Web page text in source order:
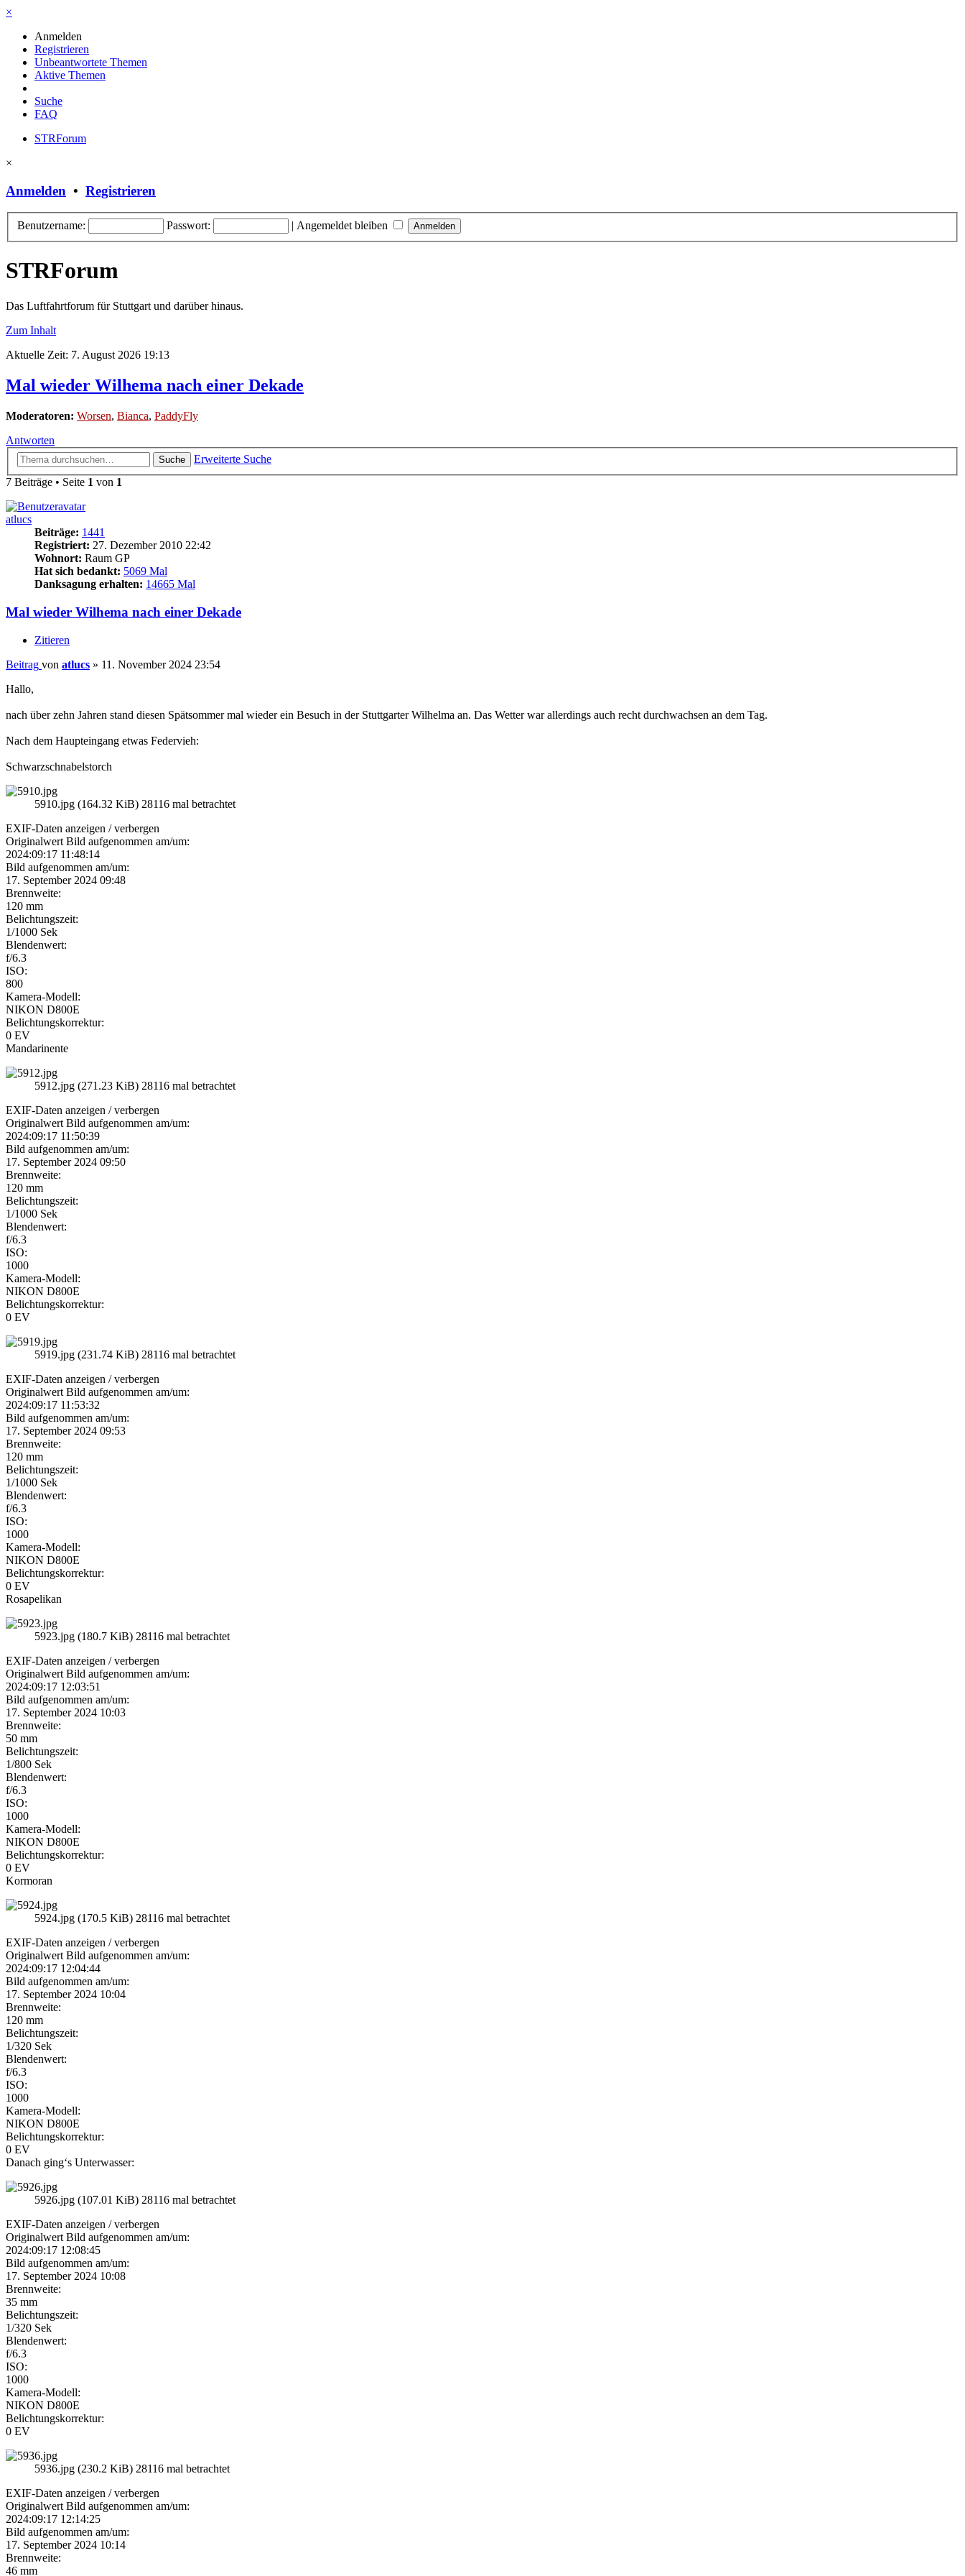
×
Anmelden
Registrieren
Unbeantwortete Themen
Aktive Themen
Suche
FAQ
STRForum
×
Anmelden • Registrieren
Benutzername: Passwort: | Angemeldet bleiben
STRForum
Das Luftfahrtforum für Stuttgart und darüber hinaus.
Zum Inhalt
Aktuelle Zeit: 7. August 2026 19:13
Mal wieder Wilhema nach einer Dekade
Moderatoren: Worsen, Bianca, PaddyFly
Antworten
Suche
Erweiterte Suche
7 Beiträge • Seite 1 von 1
atlucs
Beiträge: 1441
Registriert: 27. Dezember 2010 22:42
Wohnort: Raum GP
Hat sich bedankt: 5069 Mal
Danksagung erhalten: 14665 Mal
Mal wieder Wilhema nach einer Dekade
Zitieren
Beitrag von atlucs » 11. November 2024 23:54
Hallo,
nach über zehn Jahren stand diesen Spätsommer mal wieder ein Besuch in der Stuttgarter Wilhelma an. Das Wetter war allerdings auch recht durchwachsen an dem Tag.
Nach dem Haupteingang etwas Federvieh:
Schwarzschnabelstorch
5910.jpg (164.32 KiB) 28116 mal betrachtet
EXIF-Daten anzeigen / verbergen
Originalwert Bild aufgenommen am/um:
2024:09:17 11:48:14
Bild aufgenommen am/um:
17. September 2024 09:48
Brennweite:
120 mm
Belichtungszeit:
1/1000 Sek
Blendenwert:
f/6.3
ISO:
800
Kamera-Modell:
NIKON D800E
Belichtungskorrektur:
0 EV
Mandarinente
5912.jpg (271.23 KiB) 28116 mal betrachtet
EXIF-Daten anzeigen / verbergen
Originalwert Bild aufgenommen am/um:
2024:09:17 11:50:39
Bild aufgenommen am/um:
17. September 2024 09:50
Brennweite:
120 mm
Belichtungszeit:
1/1000 Sek
Blendenwert:
f/6.3
ISO:
1000
Kamera-Modell:
NIKON D800E
Belichtungskorrektur:
0 EV
5919.jpg (231.74 KiB) 28116 mal betrachtet
EXIF-Daten anzeigen / verbergen
Originalwert Bild aufgenommen am/um:
2024:09:17 11:53:32
Bild aufgenommen am/um:
17. September 2024 09:53
Brennweite:
120 mm
Belichtungszeit:
1/1000 Sek
Blendenwert:
f/6.3
ISO:
1000
Kamera-Modell:
NIKON D800E
Belichtungskorrektur:
0 EV
Rosapelikan
5923.jpg (180.7 KiB) 28116 mal betrachtet
EXIF-Daten anzeigen / verbergen
Originalwert Bild aufgenommen am/um:
2024:09:17 12:03:51
Bild aufgenommen am/um:
17. September 2024 10:03
Brennweite:
50 mm
Belichtungszeit:
1/800 Sek
Blendenwert:
f/6.3
ISO:
1000
Kamera-Modell:
NIKON D800E
Belichtungskorrektur:
0 EV
Kormoran
5924.jpg (170.5 KiB) 28116 mal betrachtet
EXIF-Daten anzeigen / verbergen
Originalwert Bild aufgenommen am/um:
2024:09:17 12:04:44
Bild aufgenommen am/um:
17. September 2024 10:04
Brennweite:
120 mm
Belichtungszeit:
1/320 Sek
Blendenwert:
f/6.3
ISO:
1000
Kamera-Modell:
NIKON D800E
Belichtungskorrektur:
0 EV
Danach ging‘s Unterwasser:
5926.jpg (107.01 KiB) 28116 mal betrachtet
EXIF-Daten anzeigen / verbergen
Originalwert Bild aufgenommen am/um:
2024:09:17 12:08:45
Bild aufgenommen am/um:
17. September 2024 10:08
Brennweite:
35 mm
Belichtungszeit:
1/320 Sek
Blendenwert:
f/6.3
ISO:
1000
Kamera-Modell:
NIKON D800E
Belichtungskorrektur:
0 EV
5936.jpg (230.2 KiB) 28116 mal betrachtet
EXIF-Daten anzeigen / verbergen
Originalwert Bild aufgenommen am/um:
2024:09:17 12:14:25
Bild aufgenommen am/um:
17. September 2024 10:14
Brennweite:
46 mm